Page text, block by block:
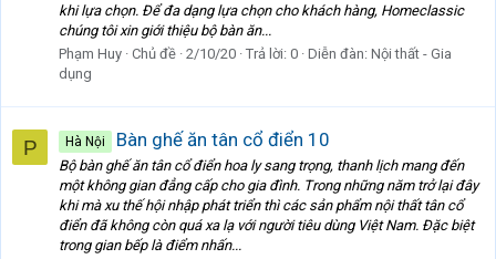
khi lựa chọn. Để đa dạng lựa chọn cho khách hàng, Homeclassic
chúng tôi xin giới thiệu bộ bàn ăn...
Phạm Huy Chủ đề 2/10/20 Trả lời: 0 Diễn đàn: Nội thất - Gia
dụng
P Hà Nội Bàn ghế ăn tân cổ điển 10
Bộ bàn ghế ăn tân cổ điển hoa ly sang trọng, thanh lịch mang đến
một không gian đẳng cấp cho gia đình. Trong những năm trở lại đây
khi mà xu thế hội nhập phát triển thì các sản phẩm nội thất tân cổ
điển đã không còn quá xa lạ với người tiêu dùng Việt Nam. Đặc biệt
trong gian bếp là điểm nhấn...